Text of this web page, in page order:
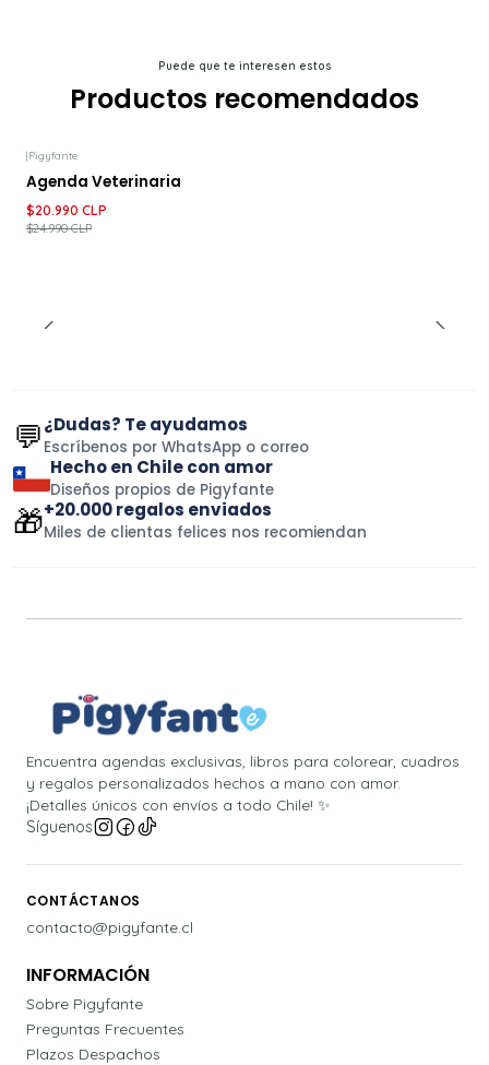
Puede que te interesen estos
Productos recomendados
-16%DESCUENTO
|Pigyfante
Agenda Veterinaria
$20.990 CLP
$24.990 CLP
💬¿Dudas? Te ayudamos
Escríbenos por WhatsApp o correo
Hecho en Chile con amor
Diseños propios de Pigyfante
🎁+20.000 regalos enviados
Miles de clientas felices nos recomiendan
Encuentra agendas exclusivas, libros para colorear, cuadros
y regalos personalizados hechos a mano con amor.
¡Detalles únicos con envíos a todo Chile! ✨
Síguenos
CONTÁCTANOS
contacto@pigyfante.cl
INFORMACIÓN
Sobre Pigyfante
Preguntas Frecuentes
Plazos Despachos